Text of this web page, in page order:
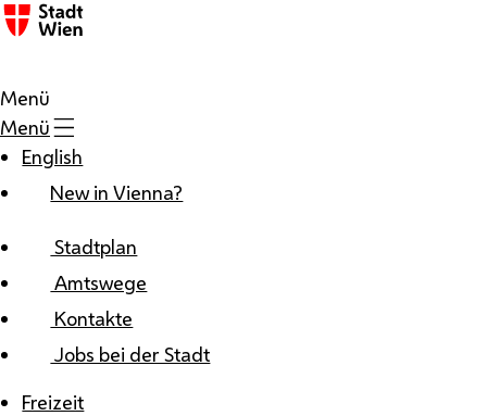
Zum Inhalt
Menü
Menü
English
New in Vienna?
Stadtplan
Amtswege
Kontakte
Jobs bei der Stadt
Freizeit